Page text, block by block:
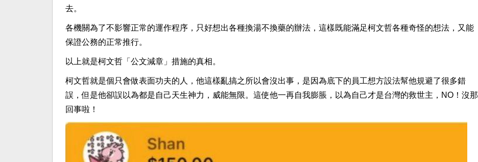
去。
各機關為了不影響正常的運作程序，只好想出各種換湯不換藥的辦法，這樣既能滿足柯文哲各種奇怪的想法，又能
保證公務的正常推行。
以上就是柯文哲「公文減章」措施的真相。
柯文哲就是個只會做表面功夫的人，他這樣亂搞之所以會沒出事，是因為底下的員工想方設法幫他規避了很多錯
誤，但是他卻誤以為都是自己天生神力，威能無限。這使他一再自我膨脹，以為自己才是台灣的救世主，NO！沒那
回事啦！